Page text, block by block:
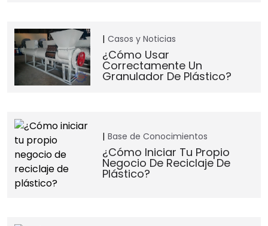
Casos y Noticias
¿Cómo Usar
Correctamente Un
Granulador De Plástico?
Base de Conocimientos
¿Cómo Iniciar Tu Propio
Negocio De Reciclaje De
Plástico?